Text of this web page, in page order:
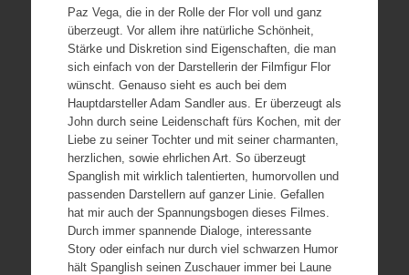
Paz Vega, die in der Rolle der Flor voll und ganz
überzeugt. Vor allem ihre natürliche Schönheit,
Stärke und Diskretion sind Eigenschaften, die man
sich einfach von der Darstellerin der Filmfigur Flor
wünscht. Genauso sieht es auch bei dem
Hauptdarsteller Adam Sandler aus. Er überzeugt als
John durch seine Leidenschaft fürs Kochen, mit der
Liebe zu seiner Tochter und mit seiner charmanten,
herzlichen, sowie ehrlichen Art. So überzeugt
Spanglish mit wirklich talentierten, humorvollen und
passenden Darstellern auf ganzer Linie. Gefallen
hat mir auch der Spannungsbogen dieses Filmes.
Durch immer spannende Dialoge, interessante
Story oder einfach nur durch viel schwarzen Humor
hält Spanglish seinen Zuschauer immer bei Laune